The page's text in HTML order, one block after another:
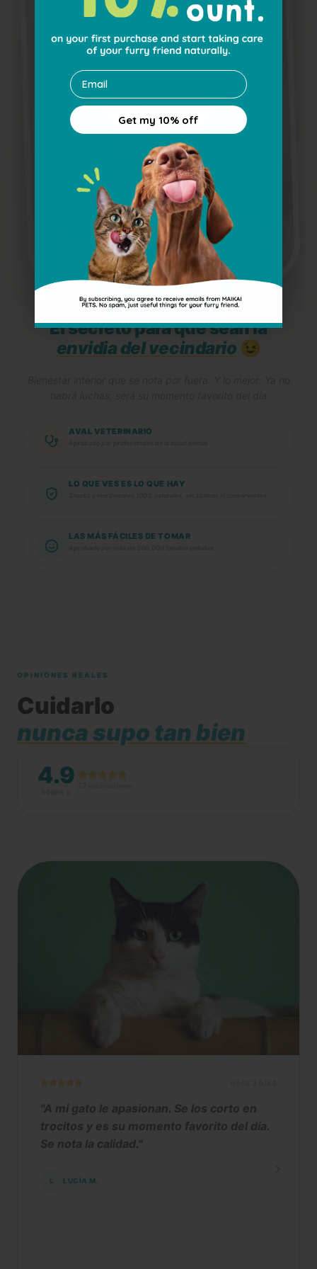
El secreto para que sean la
envidia del vecindario 😉
AVAL VETERINARIO
LO QUE VES ES LO QUE HAY
LAS MÁS FÁCILES DE TOMAR
OPINIONES REALES
Cuidarlo
nunca supo tan bien
4.9
"A mi gato le apasionan. Se los corto en
trocitos y es su momento favorito del día.
Se nota la calidad."
LUCÍA M.
Email
Get my 10% off